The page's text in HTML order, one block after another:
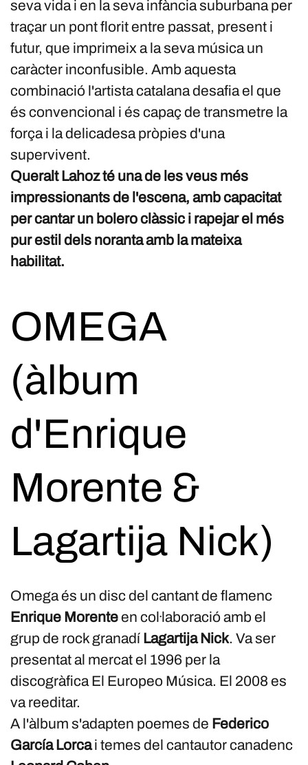
seva vida i en la seva infància suburbana per
traçar un pont florit entre passat, present i
futur, que imprimeix a la seva música un
caràcter inconfusible. Amb aquesta
combinació l'artista catalana desafia el que
és convencional i és capaç de transmetre la
força i la delicadesa pròpies d'una
supervivent.
Queralt Lahoz té una de les veus més
impressionants de l'escena, amb capacitat
per cantar un bolero clàssic i rapejar el més
pur estil dels noranta amb la mateixa
habilitat.
OMEGA
(àlbum
d'Enrique
Morente &
Lagartija Nick)
Omega és un disc del cantant de flamenc
Enrique Morenteen col·laboració amb el
grup de rock granadí Lagartija Nick. Va ser
presentat al mercat el 1996 per la
discogràfica El Europeo Música. El 2008 es
va reeditar.
A l'àlbum s'adapten poemes de Federico
García Lorcai temes del cantautor canadenc